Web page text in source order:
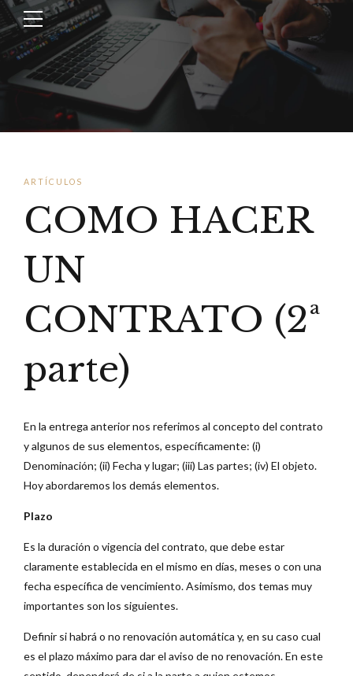
ARTÍCULOS
COMO HACER
UN
CONTRATO (2ª
parte)
En la entrega anterior nos referimos al concepto del contrato
y algunos de sus elementos, específicamente: (i)
Denominación; (ii) Fecha y lugar; (iii) Las partes; (iv) El objeto.
Hoy abordaremos los demás elementos.
Plazo
Es la duración o vigencia del contrato, que debe estar
claramente establecida en el mismo en días, meses o con una
fecha específica de vencimiento. Asimismo, dos temas muy
importantes son los siguientes.
Definir si habrá o no renovación automática y, en su caso cual
es el plazo máximo para dar el aviso de no renovación. En este